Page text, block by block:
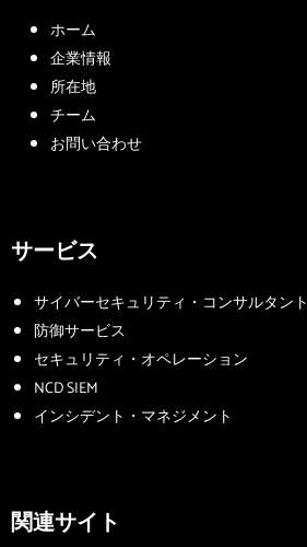
ホーム
企業情報
所在地
チーム
お問い合わせ
サービス
サイバーセキュリティ・コンサルタント
防御サービス
セキュリティ・オペレーション
NCD SIEM
インシデント・マネジメント
関連サイト